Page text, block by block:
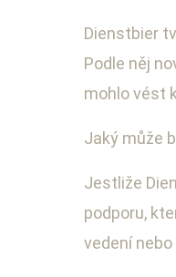
Dienstbier
Podle něj
mohlo vést
Jaký může
Jestliže
podporu,
vedení